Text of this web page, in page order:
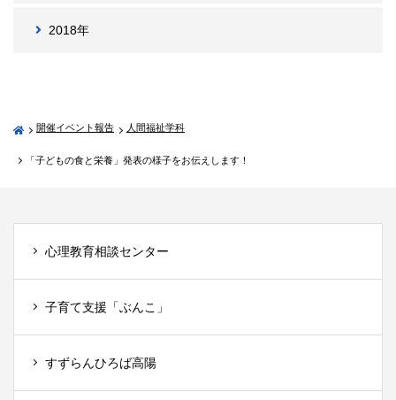
2018年
開催イベント報告 人間福祉学科
「子どもの食と栄養」発表の様子をお伝えします！
心理教育相談センター
子育て支援「ぶんこ」
すずらんひろば高陽